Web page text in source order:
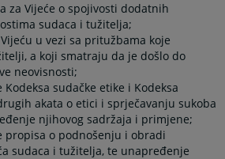
za Vijeće o spojivosti dodatnih
sudaca i tužitelja;
u vezi sa pritužbama koje
a koji smatraju da je došlo do
neovisnosti;
sudačke etike i Kodeksa
akata o etici i sprječavanju sukoba
njihovog sadržaja i primjene;
propisa o podnošenju i obradi
sudaca i tužitelja, te unapređenje